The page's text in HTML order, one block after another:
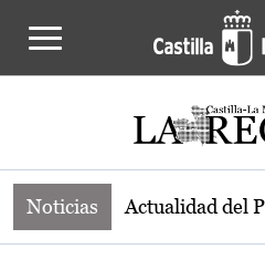
Noticias de la
Noticias Actualidad del